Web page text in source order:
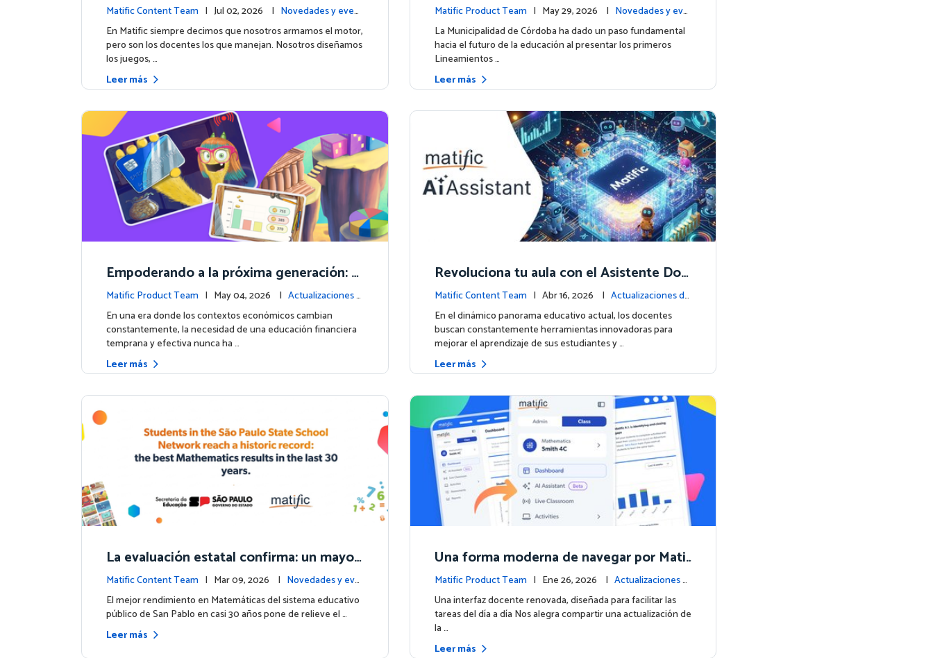
los colegios hacen la magia: Celebramos
el hito de Northfield School en T4.
Matific Content Team | Jul 02, 2026 | Novedades y event
os
En Matific siempre decimos que nosotros armamos el motor,
pero son los docentes los que manejan. Nosotros diseñamos
los juegos, …
Leer más
anciera para más de 13.000 estudiantes j
unto a Matific
Matific Product Team | May 29, 2026 | Novedades y eve
ntos
La Municipalidad de Córdoba ha dado un paso fundamental
hacia el futuro de la educación al presentar los primeros
Lineamientos …
Leer más
Empoderando a la próxima generación: M
atific lanza un curso integral de Educació
n Financiera
Matific Product Team | May 04, 2026 | Actualizaciones d
e la plataforma
En una era donde los contextos económicos cambian
constantemente, la necesidad de una educación financiera
temprana y efectiva nunca ha …
Leer más
Revoluciona tu aula con el Asistente Doc
ente impulsado por IA de Matific
Matific Content Team | Abr 16, 2026 | Actualizaciones de
la plataforma
En el dinámico panorama educativo actual, los docentes
buscan constantemente herramientas innovadoras para
mejorar el aprendizaje de sus estudiantes y …
Leer más
La evaluación estatal confirma: un mayor
uso de Matific se asocia con mejores res
ultados en matemáticas
Matific Content Team | Mar 09, 2026 | Novedades y eve
ntos
El mejor rendimiento en Matemáticas del sistema educativo
público de San Pablo en casi 30 años pone de relieve el …
Leer más
Una forma moderna de navegar por Matif
ic
Matific Product Team | Ene 26, 2026 | Actualizaciones d
e la plataforma
Una interfaz docente renovada, diseñada para facilitar las
tareas del día a día Nos alegra compartir una actualización de
la …
Leer más